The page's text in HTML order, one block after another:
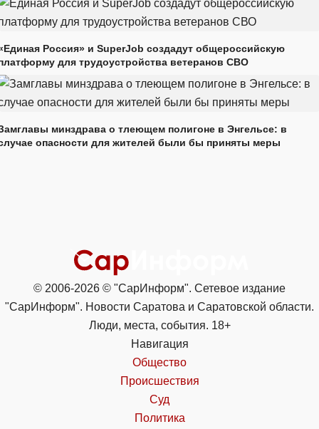
Россия» и SuperJob создадут общероссийскую
для трудоустройства ветеранов СВО
минздрава о тлеющем полигоне в Энгельсе: в
опасности для жителей были бы приняты меры
© 2006-2026 © "СарИнформ". Сетевое издание
"СарИнформ". Новости Саратова и Саратовской области.
Люди, места, события. 18+
Навигация
Общество
Происшествия
Суд
Политика